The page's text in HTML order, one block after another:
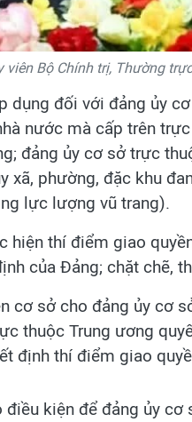
viên Bộ Chính trị, Thường
dụng đối với đảng ủy
nước mà cấp trên
đảng ủy cơ sở trực
xã, phường, đặc khu
lực lượng vũ trang).
hiện thí điểm giao
của Đảng; chặt chẽ,
cơ sở cho đảng ủy cơ
thuộc Trung ương
định thí điểm giao
kiện để đảng ủy